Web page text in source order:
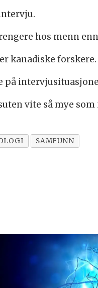
hos menn
kanadiske forskere.
på
vite så mye
SAMFUNN